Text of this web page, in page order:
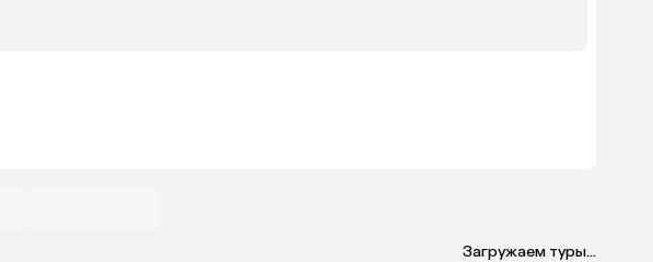
Загружаем туры...